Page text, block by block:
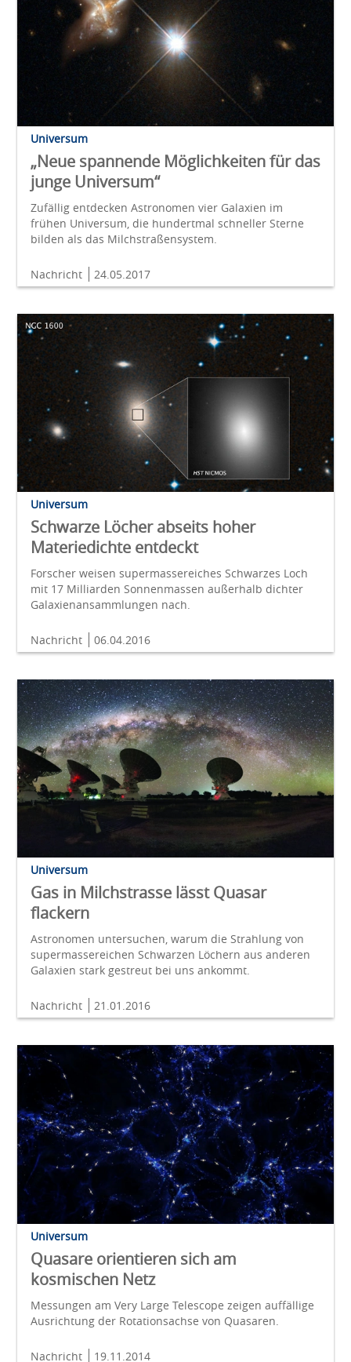
Universum
„Neue spannende Möglichkeiten für das
junge Universum“
Zufällig entdecken Astronomen vier Galaxien im
frühen Universum, die hundertmal schneller Sterne
bilden als das Milchstraßensystem.
Nachricht 24.05.2017
Universum
Schwarze Löcher abseits hoher
Materiedichte entdeckt
Forscher weisen supermassereiches Schwarzes Loch
mit 17 Milliarden Sonnenmassen außerhalb dichter
Galaxienansammlungen nach.
Nachricht 06.04.2016
Universum
Gas in Milchstrasse lässt Quasar
flackern
Astronomen untersuchen, warum die Strahlung von
supermassereichen Schwarzen Löchern aus anderen
Galaxien stark gestreut bei uns ankommt.
Nachricht 21.01.2016
Universum
Quasare orientieren sich am
kosmischen Netz
Messungen am Very Large Telescope zeigen auffällige
Ausrichtung der Rotationsachse von Quasaren.
Nachricht 19.11.2014